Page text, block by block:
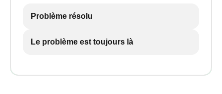
Problème résolu
Le problème est toujours là